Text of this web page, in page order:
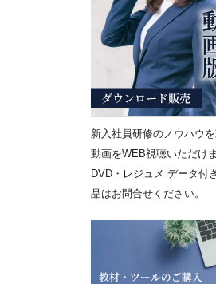
新入社員研修のノウハウ
動画をWEB視聴いただけま
DVD・レジュメ データ付
品はお問合せください。